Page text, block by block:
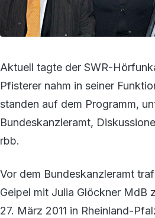
Aktuell tagte der SWR-
Pfisterer nahm in seiner
standen auf dem Programm,
Bundeskanzleramt,
rbb.
Vor dem Bundeskanzleramt
Geipel mit Julia Glöckner MdB
27. März 2011 in Rheinland-